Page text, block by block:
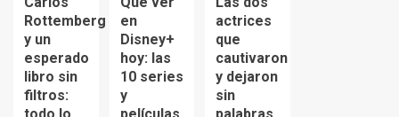
Rottemberg
y un
esperado
libro sin
filtros:
en
Disney+
hoy: las
10 series
y
actrices
que
cautivaron
y dejaron
sin